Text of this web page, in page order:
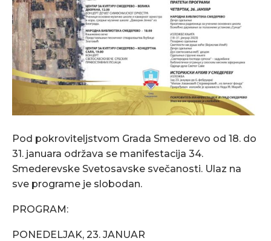
Pod pokroviteljstvom Grada Smederevo od 18. do
31. januara održava se manifestacija 34.
Smederevske Svetosavske svečanosti. Ulaz na
sve programe je slobodan.
PROGRAM:
PONEDELJAK, 23. JANUAR